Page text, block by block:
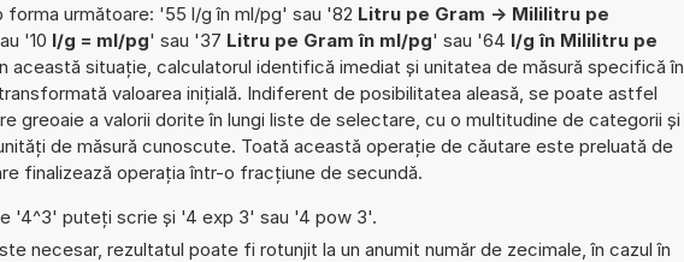
forma următoare: '55 l/g în ml/pg' sau '82 Litru pe Gram -> Mililitru pe
'10 l/g = ml/pg' sau '37 Litru pe Gram în ml/pg' sau '64 l/g în Mililitru pe
această situație, calculatorul identifică imediat și unitatea de măsură specifică în
valoarea inițială. Indiferent de posibilitatea aleasă, se poate astfel
greoaie a valorii dorite în lungi liste de selectare, cu o multitudine de categorii și
de măsură cunoscute. Toată această operație de căutare este preluată de
finalizează operația într-o fracțiune de secundă.
'4^3' puteți scrie și '4 exp 3' sau '4 pow 3'.
necesar, rezultatul poate fi rotunjit la un anumit număr de zecimale, în cazul în